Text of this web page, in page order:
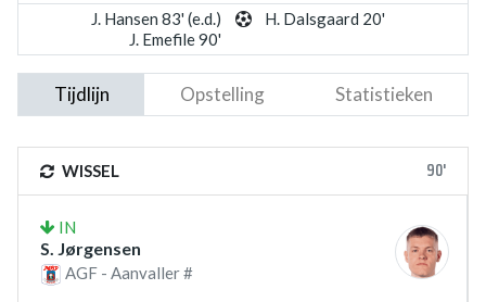
J. Hansen 83' (e.d.)
J. Emefile 90'
H. Dalsgaard 20'
Tijdlijn Opstelling Statistieken
WISSEL 90'
IN
S. Jørgensen
AGF - Aanvaller #